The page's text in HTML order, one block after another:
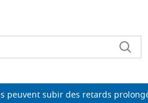
Liste de
peuvent subir des retards